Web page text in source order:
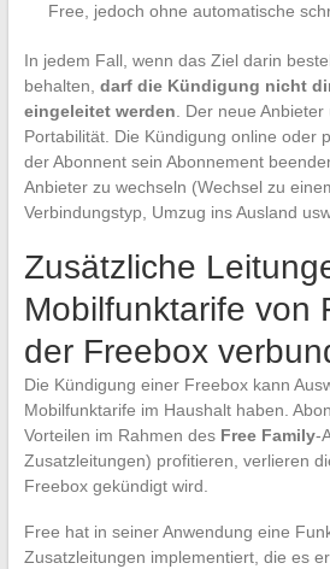
Free, jedoch ohne automatische
In jedem Fall, wenn das Ziel darin
behalten, darf die Kündigung nicht
eingeleitet werden. Der neue
Portabilität. Die Kündigung online oder
der Abonnent sein Abonnement
Anbieter zu wechseln (Wechsel zu
Verbindungstyp, Umzug ins Ausland
Zusätzliche
Mobilfunktarife von
der Freebox
Die Kündigung einer Freebox kann
Mobilfunktarife im Haushalt haben.
Vorteilen im Rahmen des Free Family-
Zusatzleitungen) profitieren, verlieren
Freebox gekündigt wird.
Free hat in seiner Anwendung eine
Zusatzleitungen implementiert, die es